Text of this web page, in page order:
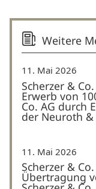
Weitere
11. Mai 2026
Scherzer &
Erwerb von
Co. AG durch
der Neuroth &
11. Mai 2026
Scherzer &
Übertragung